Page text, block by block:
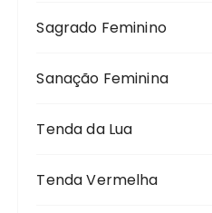
Sagrado Feminino
Sanação Feminina
Tenda da Lua
Tenda Vermelha